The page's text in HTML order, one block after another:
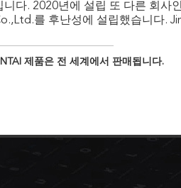
니다. 2020년에 설립 또 다른 회사
를 후난성에 설립했습니다. Jintai는 주로 산업용 면봉, 일상용 면봉, 샘플
받았습니다. Jintai는 10,000 평방
, 10세트의 클린룸 와이프 설비 및
리아, 네덜란드, 스웨덴, 우크라이
, 일본, 한국 등 많은 국가로 수출
니다. 당사의 서비스, 성실성 및 품
제품은 전 세계에서 판매됩니다.